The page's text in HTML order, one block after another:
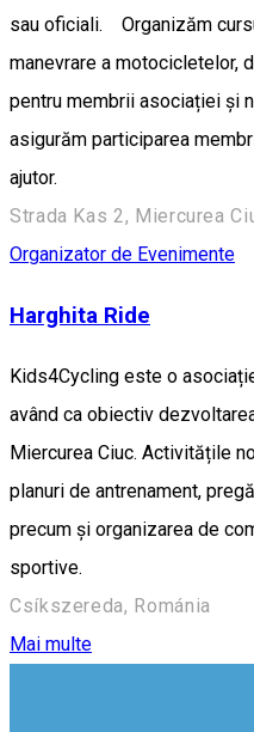
sau oficiali. Organizăm
manevrare a motocicletelor,
pentru membrii asociației și
asigurăm participarea
ajutor.
Strada Kas 2, Miercurea
Organizator de Evenimente
Harghita Ride
Kids4Cycling este o
având ca obiectiv
Miercurea Ciuc. Activitățile
planuri de antrenament,
precum și organizarea de
sportive.
Csíkszereda, Románia
Mai multe